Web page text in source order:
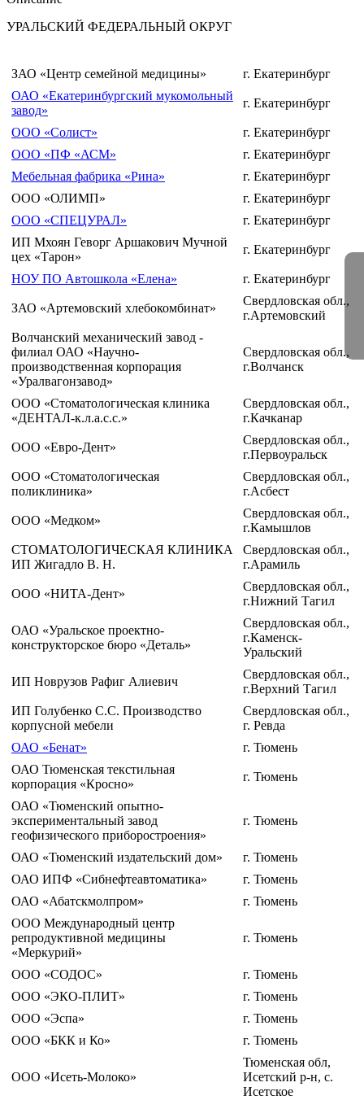
УРАЛЬСКИЙ ФЕДЕРАЛЬНЫЙ ОКРУГ
ЗАО «Центр семейной медицины»
г. Екатеринбург
ОАО «Екатеринбургский мукомольный
завод»
г. Екатеринбург
ООО «Солист»
г. Екатеринбург
ООО «ПФ «АСМ»
г. Екатеринбург
Мебельная фабрика «Рина»
г. Екатеринбург
ООО «ОЛИМП»
г. Екатеринбург
ООО «СПЕЦУРАЛ»
г. Екатеринбург
ИП Мхоян Геворг Аршакович Мучной
цех «Тарон»
г. Екатеринбург
НОУ ПО Автошкола «Елена» г. Екатеринбург
ЗАО «Артемовский хлебокомбинат»
Свердловская обл.,
г.Артемовский
Волчанский механический завод -
филиал ОАО «Научно-
производственная корпорация
«Уралвагонзавод»
Свердловская обл.,
г.Волчанск
ООО «Стоматологическая клиника
«ДЕНТАЛ-к.л.а.с.с.»
Свердловская обл.,
г.Качканар
ООО «Евро-Дент»
Свердловская обл.,
г.Первоуральск
ООО «Cтоматологическая
поликлиника»
Свердловская обл.,
г.Асбест
ООО «Медком»
Свердловская обл.,
г.Камышлов
СТОМАТОЛОГИЧЕСКАЯ КЛИНИКА
ИП Жигадло В. Н.
Свердловская обл.,
г.Арамиль
ООО «НИТА-Дент»
Свердловская обл.,
г.Нижний Тагил
ОАО «Уральское проектно-
конструкторское бюро «Деталь»
Свердловская обл.,
г.Каменск-
Уральский
ИП Новрузов Рафиг Алиевич
Свердловская обл.,
г.Верхний Тагил
ИП Голубенко С.С. Производство
корпусной мебели
Свердловская обл.,
г. Ревда
ОАО «Бенат»
г. Тюмень
ОАО Тюменская текстильная
корпорация «Кросно»
г. Тюмень
ОАО «Тюменский опытно-
экспериментальный завод
геофизического приборостроения»
г. Тюмень
ОАО «Тюменский издательский дом»
г. Тюмень
ОАО ИПФ «Сибнефтеавтоматика»
г. Тюмень
ОАО «Абатскмолпром»
г. Тюмень
ООО Международный центр
репродуктивной медицины
«Меркурий»
г. Тюмень
ООО «СОДОС»
г. Тюмень
ООО «ЭКО-ПЛИТ»
г. Тюмень
ООО «Эспа»
г. Тюмень
ООО «БКК и Ко»
г. Тюмень
ООО «Исеть-Молоко»
Тюменская обл,
Исетский р-н, с.
Исетское